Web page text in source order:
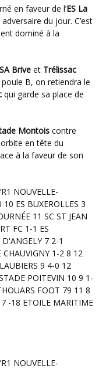
en faveur de l’ES La
du jour. C’est
dominé à la
Brive et Trélissac
B, on retiendra le
qui garde sa place de
Montois contre
en tête du
à la faveur de son